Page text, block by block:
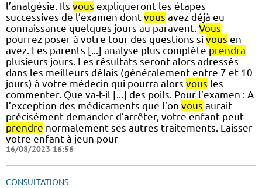
l’analgésie. Ils vous expliqueront les étapes
successives de l’examen dont vous avez déjà eu
connaissance quelques jours au paravent. Vous
pourrez poser à votre tour des questions si vous en
avez. Les parents [...] analyse plus complète prendra
plusieurs jours. Les résultats seront alors adressés
dans les meilleurs délais (généralement entre 7 et 10
jours) à votre médecin qui pourra alors vous les
commenter. Que va-t-il [...] des poils. Pour l’examen : A
l’exception des médicaments que l’on vous aurait
précisément demander d’arrêter, votre enfant peut
prendre normalement ses autres traitements. Laisser
votre enfant à jeun pour
16/08/2023 16:56
CONSULTATIONS